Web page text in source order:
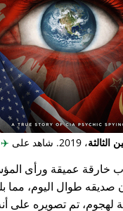
، 2019. شاهد على ✈️
خارقة عميقة ورأى
صديقه طوال اليوم، مما
لهجوم، تم تصويره على